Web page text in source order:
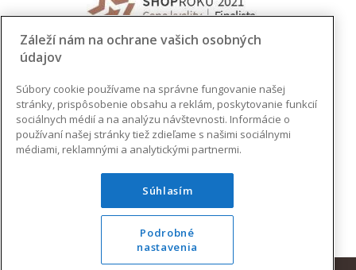
Záleží nám na ochrane vašich osobných
údajov
Súbory cookie používame na správne fungovanie našej
stránky, prispôsobenie obsahu a reklám, poskytovanie funkcií
sociálnych médií a na analýzu návštevnosti. Informácie o
používaní našej stránky tiež zdieľame s našimi sociálnymi
médiami, reklamnými a analytickými partnermi.
Súhlasím
Podrobné
nastavenia